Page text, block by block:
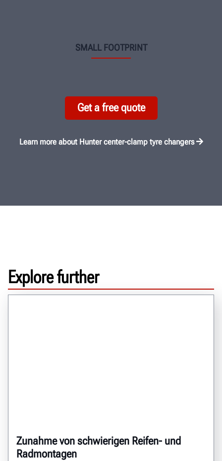
SMALL FOOTPRINT
Get a free quote
Learn more about Hunter center-clamp tyre changers
Explore further
Zunahme von schwierigen Reifen- und
Radmontagen